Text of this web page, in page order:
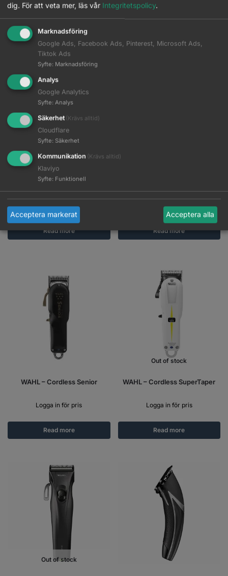
Logga in för pris
Read more
Logga in för pris
WAHL – ChromStyle
Logga in för pris
Read more
Logga in för pris
Read more
WAHL – Cordless Senior
Logga in för pris
Read more
Out of stock
WAHL – Cordless SuperTaper
Logga in för pris
Read more
Out of stock
dig. För att veta mer, läs vår Integritetspolicy.
Marknadsföring
Google Ads, Facebook Ads, Pinterest, Microsoft Ads,
Tiktok Ads
Syfte: Marknadsföring
Analys
Google Analytics
Syfte: Analys
Säkerhet (Krävs alltid)
Cloudflare
Syfte: Säkerhet
Kommunikation (Krävs alltid)
Klaviyo
Syfte: Funktionell
Acceptera markerat Acceptera alla